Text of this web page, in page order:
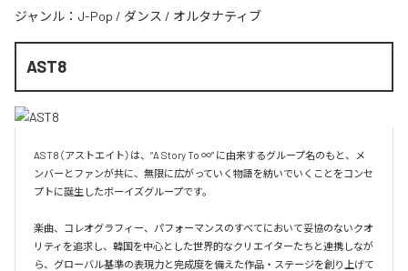
ジャンル： J-Pop / ダンス / オルタナティブ
AST8
AST8（アストエイト）は、“A Story To ∞” に由来するグループ名のもと、メ
ンバーとファンが共に、無限に広がっていく物語を紡いでいくことをコンセ
プトに誕生したボーイズグループです。
楽曲、コレオグラフィー、パフォーマンスのすべてにおいて妥協のないクオ
リティを追求し、韓国を中心とした世界的なクリエイターたちと連携しなが
ら、グローバル基準の表現力と完成度を備えた作品・ステージを創り上げて